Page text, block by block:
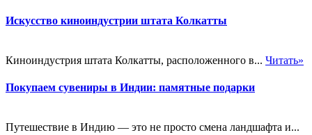
Искусство киноиндустрии штата Колкатты
Киноиндустрия штата Колкатты, расположенного в... Читать»
Покупаем сувениры в Индии: памятные подарки
Путешествие в Индию — это не просто смена ландшафта и...